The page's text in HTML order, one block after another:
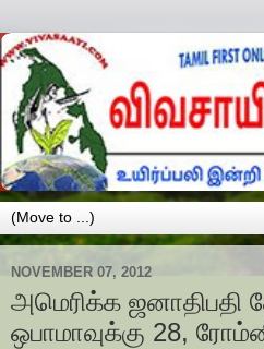
NOVEMBER 07, 2012
அமெரிக்க ஜனாதிபதி
ஒபாமாவுக்கு 28,